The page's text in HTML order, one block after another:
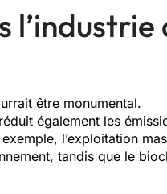
l’industrie
être monumental.
également les
l’exploitation
tandis que le